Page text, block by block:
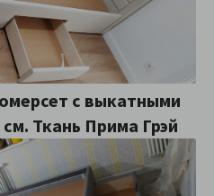
с выкатными
Ткань Прима Грэй